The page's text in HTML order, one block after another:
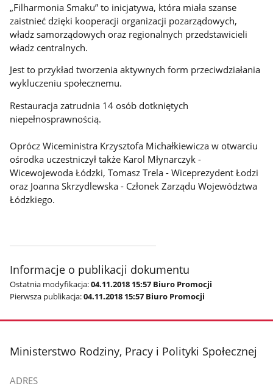
„Filharmonia Smaku” to inicjatywa, która miała szanse
zaistnieć dzięki kooperacji organizacji pozarządowych,
władz samorządowych oraz regionalnych przedstawicieli
władz centralnych.
Jest to przykład tworzenia aktywnych form przeciwdziałania
wykluczeniu społecznemu.
Restauracja zatrudnia 14 osób dotkniętych
niepełnosprawnością.
Oprócz Wiceministra Krzysztofa Michałkiewicza w otwarciu
ośrodka uczestniczył także Karol Młynarczyk -
Wicewojewoda Łódzki, Tomasz Trela - Wiceprezydent Łodzi
oraz Joanna Skrzydlewska - Członek Zarządu Województwa
Łódzkiego.
Informacje o publikacji dokumentu
Ostatnia modyfikacja:04.11.2018 15:57 Biuro Promocji
Pierwsza publikacja:04.11.2018 15:57 Biuro Promocji
stopka
Ministerstwo Rodziny, Pracy i Polityki Społecznej
ADRES